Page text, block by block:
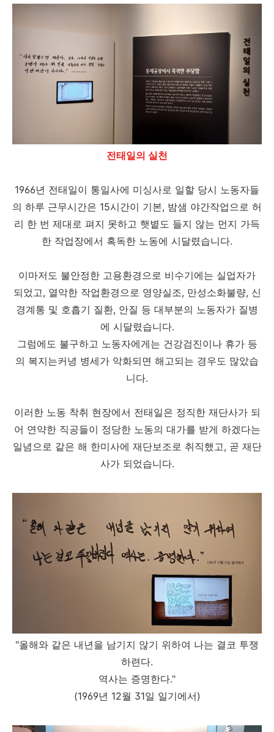
전태일의 실천
1966년 전태일이 통일사에 미싱사로 일할 당시 노동자들
의 하루 근무시간은 15시간이 기본, 밤샘 야간작업으로 허
리 한 번 제대로 펴지 못하고 햇볕도 들지 않는 먼지 가득
한 작업장에서 혹독한 노동에 시달렸습니다.
이마저도 불안정한 고용환경으로 비수기에는 실업자가
되었고, 열악한 작업환경으로 영양실조, 만성소화불량, 신
경계통 및 호흡기 질환, 안질 등 대부분의 노동자가 질병
에 시달렸습니다.
그럼에도 불구하고 노동자에게는 건강검진이나 휴가 등
의 복지는커녕 병세가 악화되면 해고되는 경우도 많았습
니다.
이러한 노동 착취 현장에서 전태일은 정직한 재단사가 되
어 연약한 직공들이 정당한 노동의 대가를 받게 하겠다는
일념으로 같은 해 한미사에 재단보조로 취직했고, 곧 재단
사가 되었습니다.
"올해와 같은 내년을 남기지 않기 위하여 나는 결코 투쟁
하련다.
역사는 증명한다."
(1969년 12월 31일 일기에서)